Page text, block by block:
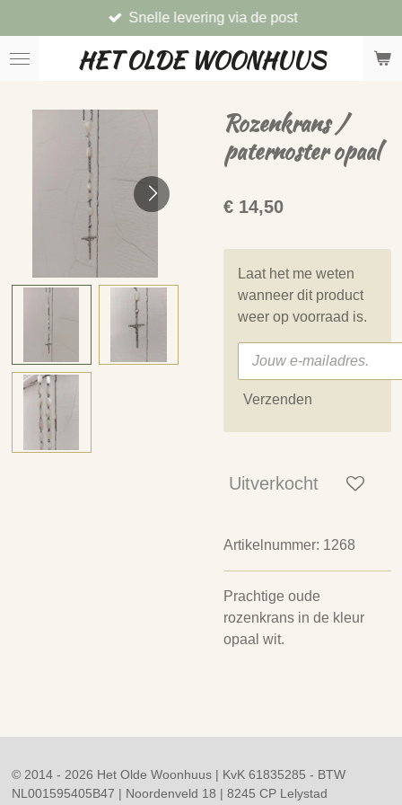
direct
naar
HET OLDE WOONHUUS
Snelle levering via de post
Rozenkrans /
paternoster opaal
€ 14,50
Laat het me weten
wanneer dit product
weer op voorraad is.
Verzenden
Uitverkocht
Artikelnummer: 1268
Prachtige oude
rozenkrans in de kleur
opaal wit.
© 2014 - 2026 Het Olde Woonhuus | KvK 61835285 - BTW
NL001595405B47 | Noordenveld 18 | 8245 CP Lelystad